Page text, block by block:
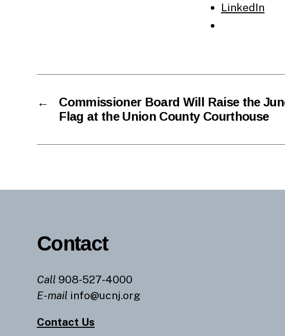
LinkedIn
←
Commissioner Board Will Raise the
Flag at the Union County Courthouse
Contact
Call 908-527-4000
E-mail info@ucnj.org
Contact Us